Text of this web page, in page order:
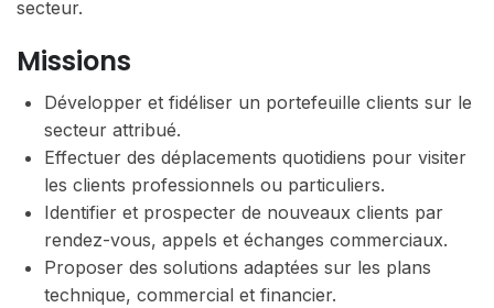
secteur.
Missions
Développer et fidéliser un portefeuille clients sur le
secteur attribué.
Effectuer des déplacements quotidiens pour visiter
les clients professionnels ou particuliers.
Identifier et prospecter de nouveaux clients par
rendez-vous, appels et échanges commerciaux.
Proposer des solutions adaptées sur les plans
technique, commercial et financier.